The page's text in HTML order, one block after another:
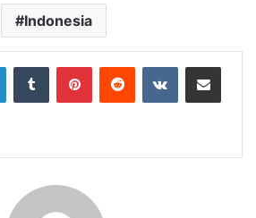
Indonesia
LinkedInTumblr PinterestReddit VKontakteShare via Email